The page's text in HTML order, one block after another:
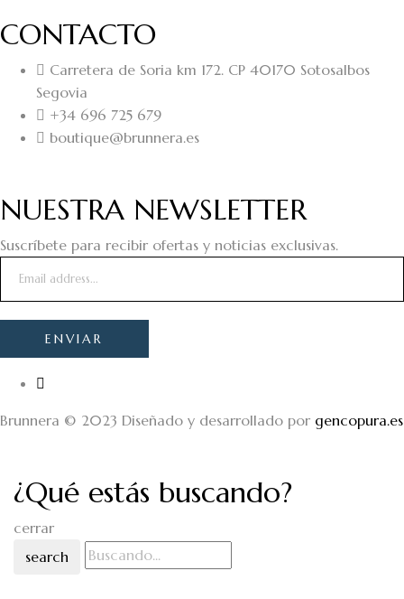
CONTACTO
Carretera de Soria km 172. CP 40170 Sotosalbos
Segovia
+34 696 725 679
boutique@brunnera.es
NUESTRA NEWSLETTER
Suscríbete para recibir ofertas y noticias exclusivas.
Brunnera © 2023 Diseñado y desarrollado por gencopura.es
¿Qué estás buscando?
cerrar
search